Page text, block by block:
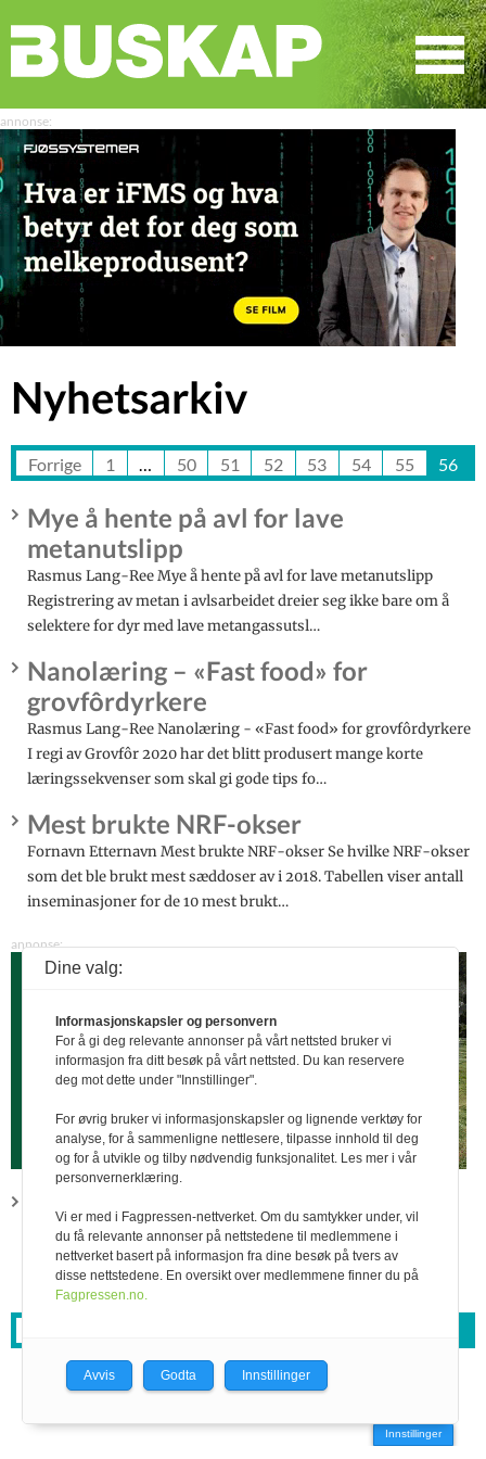
SØK
☰
Nyhetsarkiv
Forrige 1 … 50 51 52 53 54 55 56
Mye å hente på avl for lave
metanutslipp
Rasmus Lang-Ree Mye å hente på avl for lave metanutslipp
Registrering av metan i avlsarbeidet dreier seg ikke bare om å
selektere for dyr med lave metangassutsl…
Nanolæring – «Fast food» for
grovfôrdyrkere
Rasmus Lang-Ree Nanolæring - «Fast food» for grovfôrdyrkere
I regi av Grovfôr 2020 har det blitt produsert mange korte
læringssekvenser som skal gi gode tips fo…
Mest brukte NRF-okser
Fornavn Etternavn Mest brukte NRF-okser Se hvilke NRF-okser
som det ble brukt mest sæddoser av i 2018. Tabellen viser antall
inseminasjoner for de 10 mest brukt…
Ny Buskap-web
Fornavn Etternavn Ny Buskap-web Buskap har fått sitt eget
nettsted, og nå kan du lese bladet - og andre nyheter - på alle
plattformer. Buskap har lenge vært pub…
Innstillinger
Dine valg:
Informasjonskapsler og personvern
For å gi deg relevante annonser på vårt nettsted bruker vi
informasjon fra ditt besøk på vårt nettsted. Du kan reservere
deg mot dette under "Innstillinger".
For øvrig bruker vi informasjonskapsler og lignende verktøy for
analyse, for å sammenligne nettlesere, tilpasse innhold til deg
og for å utvikle og tilby nødvendig funksjonalitet. Les mer i vår
personvernerklæring.
Vi er med i Fagpressen-nettverket. Om du samtykker under, vil
du få relevante annonser på nettstedene til medlemmene i
nettverket basert på informasjon fra dine besøk på tvers av
disse nettstedene. En oversikt over medlemmene finner du på
Fagpressen.no.
Avvis Godta Innstillinger